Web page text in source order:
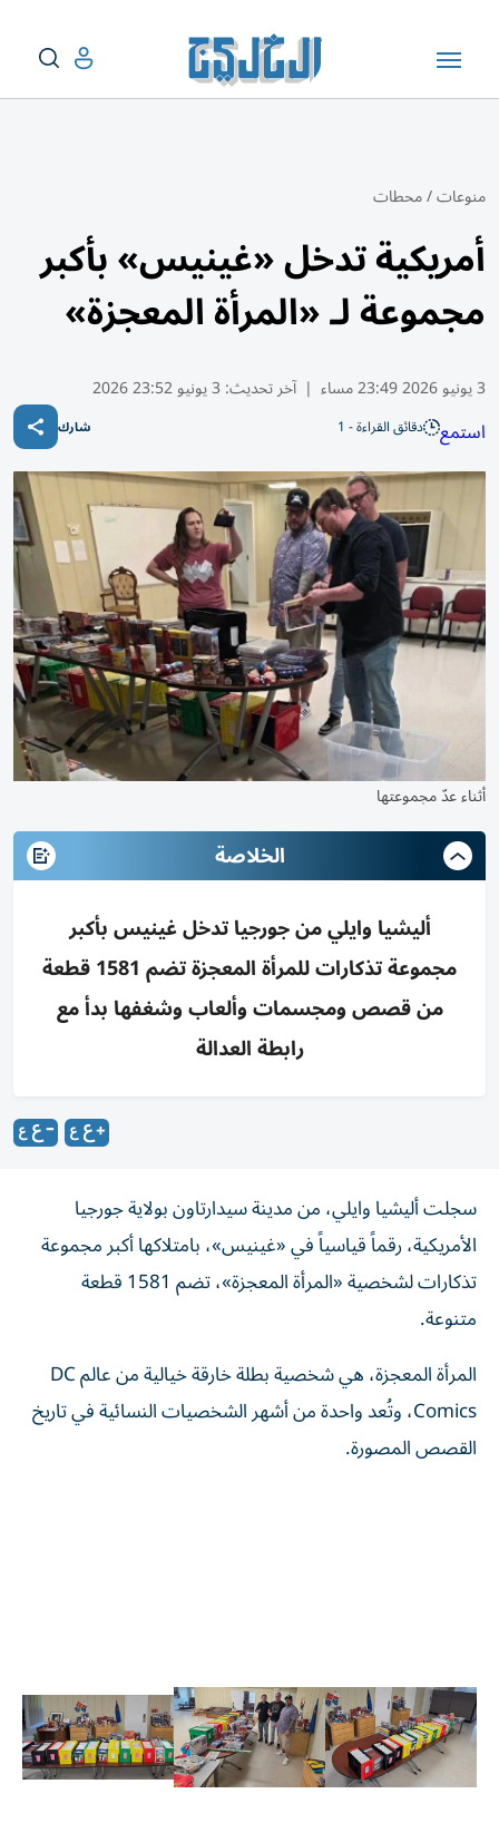
منوعات/محطات
أمريكية تدخل «غينيس» بأكبر
مجموعة لـ «المرأة المعجزة»
3 يونيو 2026 23:49 مساء | آخر تحديث: 3 يونيو 23:52 2026
استمع دقائق القراءة - 1 شارك
أثناء عدّ مجموعتها
الخلاصة
أليشيا وايلي من جورجيا تدخل غينيس بأكبر
مجموعة تذكارات للمرأة المعجزة تضم 1581 قطعة
من قصص ومجسمات وألعاب وشغفها بدأ مع
رابطة العدالة
سجلت أليشيا وايلي، من مدينة سيدارتاون بولاية جورجيا
الأمريكية، رقماً قياسياً في «غينيس»، بامتلاكها أكبر مجموعة
تذكارات لشخصية «المرأة المعجزة»، تضم 1581 قطعة
متنوعة.
المرأة المعجزة، هي شخصية بطلة خارقة خيالية من عالم DC
Comics، وتُعد واحدة من أشهر الشخصيات النسائية في تاريخ
القصص المصورة.